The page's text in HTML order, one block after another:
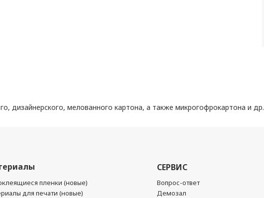
дизайнерского, мелованного картона, а также микрогофрокартона и др.
пленки (новые)
для печати (новые)
СЕРВИС
Вопрос-ответ
Демозал